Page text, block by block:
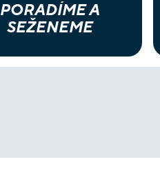
PORADÍME A
SEŽENEME